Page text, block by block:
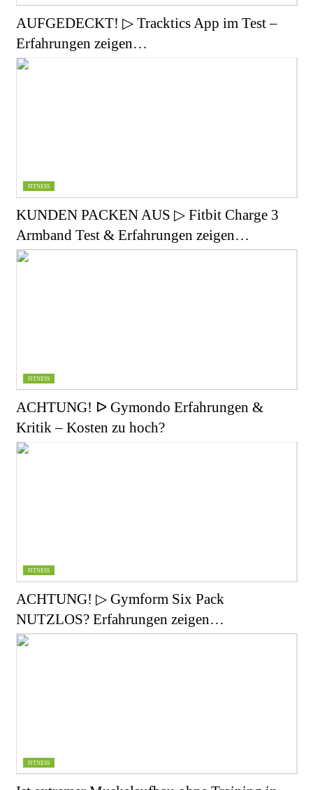
AUFGEDECKT! ▷ Tracktics App im Test –
Erfahrungen zeigen…
FITNESS
KUNDEN PACKEN AUS ▷ Fitbit Charge 3
Armband Test & Erfahrungen zeigen…
FITNESS
ACHTUNG! ᐅ Gymondo Erfahrungen &
Kritik – Kosten zu hoch?
FITNESS
ACHTUNG! ▷ Gymform Six Pack
NUTZLOS? Erfahrungen zeigen…
FITNESS